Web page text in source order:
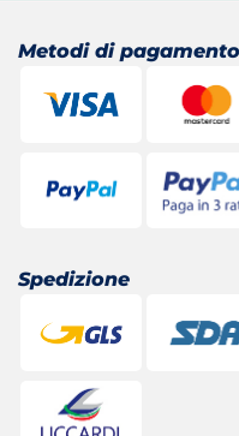
Metodi di pagamento
Spedizione